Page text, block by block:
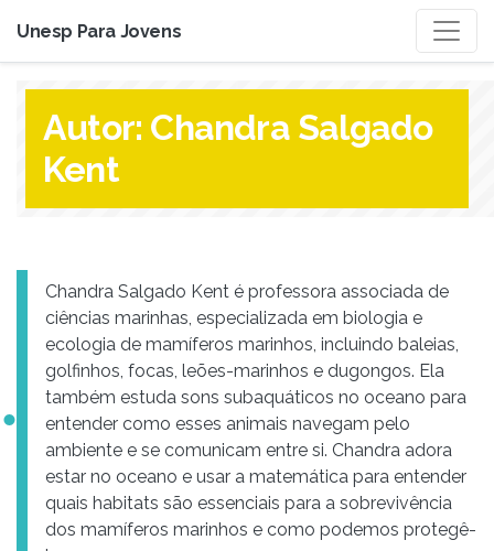
Unesp Para Jovens
Autor: Chandra Salgado
Kent
Chandra Salgado Kent é professora associada de
ciências marinhas, especializada em biologia e
ecologia de mamíferos marinhos, incluindo baleias,
golfinhos, focas, leões-marinhos e dugongos. Ela
também estuda sons subaquáticos no oceano para
entender como esses animais navegam pelo
ambiente e se comunicam entre si. Chandra adora
estar no oceano e usar a matemática para entender
quais habitats são essenciais para a sobrevivência
dos mamíferos marinhos e como podemos protegê-